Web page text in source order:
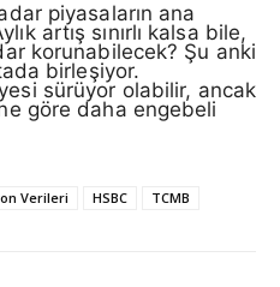
piyasaların ana
artış sınırlı kalsa bile,
korunabilecek? Şu anki
birleşiyor.
sürüyor olabilir, ancak
göre daha engebeli
Verileri HSBC TCMB